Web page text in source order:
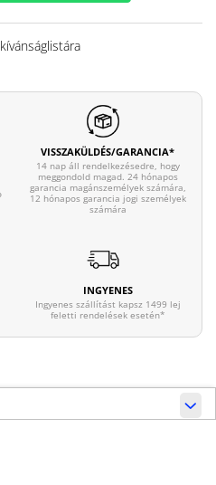
VISSZAKÜLDÉS/GARANCIA*
14 nap áll rendelkezésedre, hogy
meggondold magad. 24 hónapos
garancia magánszemélyek számára,
12 hónapos garancia jogi személyek
számára
INGYENES
Ingyenes szállítást kapsz 1499 lej
feletti rendelések esetén*